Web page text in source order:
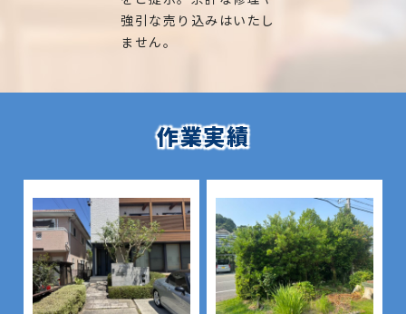
強引な売り込みはいたし
ません。
作業実績